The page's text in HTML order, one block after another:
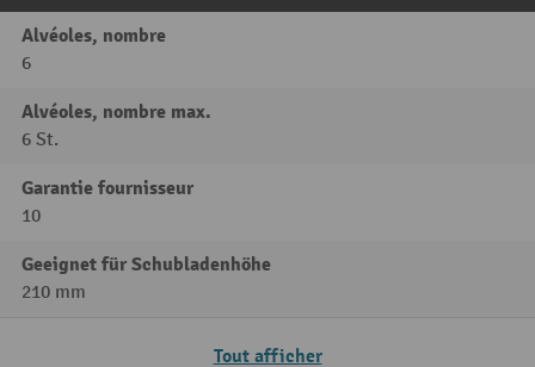
Alvéoles, nombre
6
Alvéoles, nombre max.
6 St.
Garantie fournisseur
10
Geeignet für Schubladenhöhe
210 mm
Tout afficher